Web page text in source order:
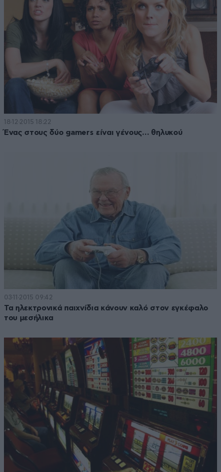
18·12·2015 18:22
Ένας στους δύο gamers είναι γένους… θηλυκού
03·11·2015 09:42
Τα ηλεκτρονικά παιχνίδια κάνουν καλό στον εγκέφαλο
του μεσήλικα